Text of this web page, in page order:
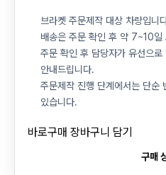
브라켓 주문제작 대상 차량입니
배송은 주문 확인 후 약 7~10일
주문 확인 후 담당자가 유선으
안내드립니다.
주문제작 진행 단계에서는 단순
있습니다.
바로구매 장바구니 담기
구매